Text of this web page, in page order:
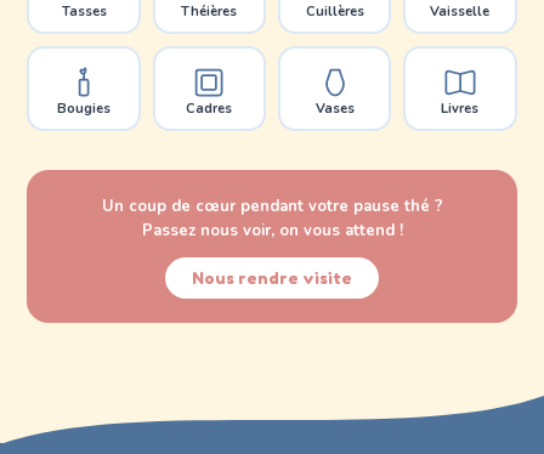
Tasses Théières Cuillères Vaisselle
Bougies Cadres Vases Livres
Un coup de cœur pendant votre pause thé ?
Passez nous voir, on vous attend !
Nous rendre visite